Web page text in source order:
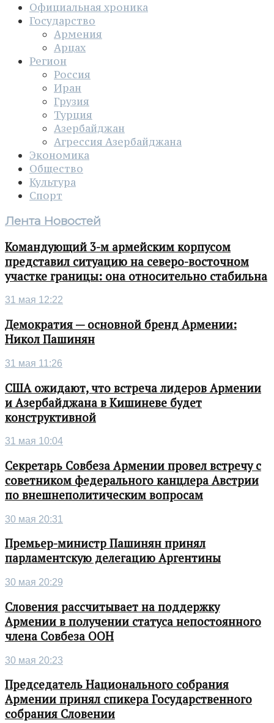
Официальная хроника
Государство
Армения
Арцах
Регион
Россия
Иран
Грузия
Турция
Азербайджан
Агрессия Азербайджана
Экономика
Общество
Культура
Спорт
Лента Новостей
Командующий 3-м армейским корпусом
представил ситуацию на северо-восточном
участке границы: она относительно стабильна
31 мая 12:22
Демократия — основной бренд Армении:
Никол Пашинян
31 мая 11:26
США ожидают, что встреча лидеров Армении
и Азербайджана в Кишиневе будет
конструктивной
31 мая 10:04
Секретарь Совбеза Армении провел встречу с
советником федерального канцлера Австрии
по внешнеполитическим вопросам
30 мая 20:31
Премьер-министр Пашинян принял
парламентскую делегацию Аргентины
30 мая 20:29
Словения рассчитывает на поддержку
Армении в получении статуса непостоянного
члена Совбеза ООН
30 мая 20:23
Председатель Национального собрания
Армении принял спикера Государственного
собрания Словении